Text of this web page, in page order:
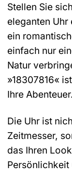
Stellen Sie
eleganten
ein
einfach nur
Natur
»18307816«
Ihre Abenteuer.
Die Uhr ist
Zeitmesser,
das Ihren
Persönlichkeit